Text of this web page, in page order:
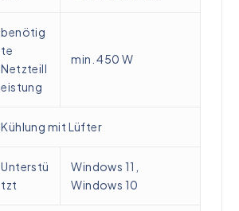
benötig
te
Netzteill
eistung
min. 450 W
Kühlung mit Lüfter
Unterstü
tzt
Windows 11,
Windows 10